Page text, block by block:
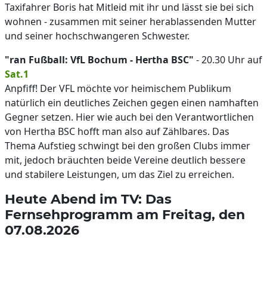
Taxifahrer Boris hat Mitleid mit ihr und lässt sie bei sich
wohnen - zusammen mit seiner herablassenden Mutter
und seiner hochschwangeren Schwester.
"ran Fußball: VfL Bochum - Hertha BSC" - 20.30 Uhr auf
Sat.1
Anpfiff! Der VFL möchte vor heimischem Publikum
natürlich ein deutliches Zeichen gegen einen namhaften
Gegner setzen. Hier wie auch bei den Verantwortlichen
von Hertha BSC hofft man also auf Zählbares. Das
Thema Aufstieg schwingt bei den großen Clubs immer
mit, jedoch bräuchten beide Vereine deutlich bessere
und stabilere Leistungen, um das Ziel zu erreichen.
Heute Abend im TV: Das
Fernsehprogramm am Freitag, den
07.08.2026